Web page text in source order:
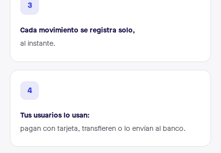
3
Cada movimiento se registra solo,
al instante.
4
Tus usuarios lo usan:
pagan con tarjeta, transfieren o lo envían al banco.